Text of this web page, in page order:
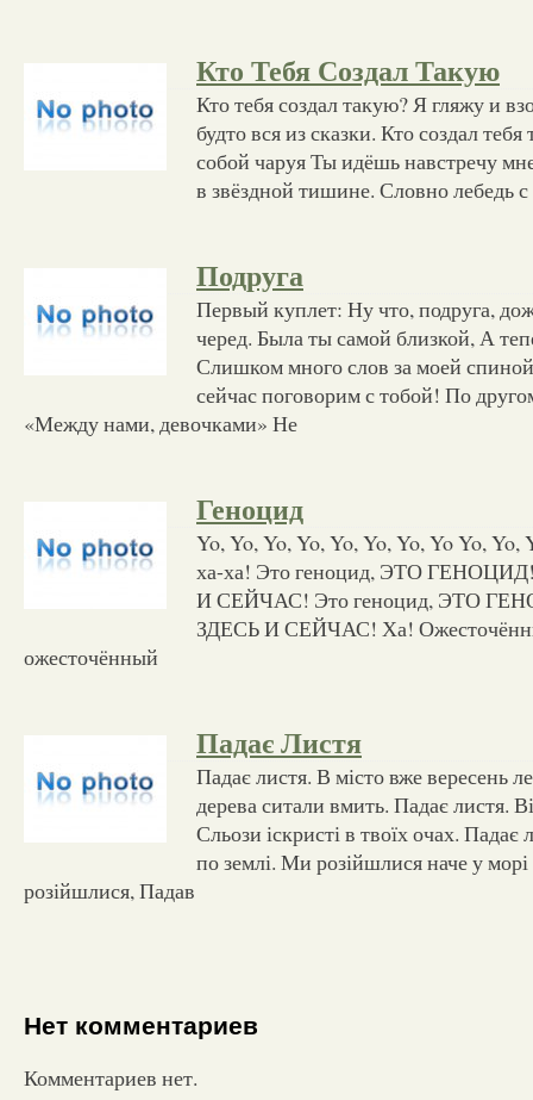
Кто Тебя Создал Такую
Кто тебя создал такую? Я гляжу и
будто вся из сказки. Кто создал
собой чаруя Ты идёшь навстречу
в звёздной тишине. Словно лебедь
Подруга
Первый куплет: Ну что, подруга,
черед. Была ты самой близкой, А
Слишком много слов за моей
сейчас поговорим с тобой! По
«Между нами, девочками» Не
Геноцид
Yo, Yo, Yo, Yo, Yo, Yo, Yo, Yo Yo, Yo,
ха-ха! Это геноцид, ЭТО
И СЕЙЧАС! Это геноцид, ЭТО
ЗДЕСЬ И СЕЙЧАС! Ха!
ожесточённый
Падає Листя
Падає листя. В місто вже вересень
дерева ситали вмить. Падає листя.
Сльози іскристі в твоїх очах. Падає
по землі. Ми розійшлися наче у
розійшлися, Падав
Нет комментариев
Комментариев нет.